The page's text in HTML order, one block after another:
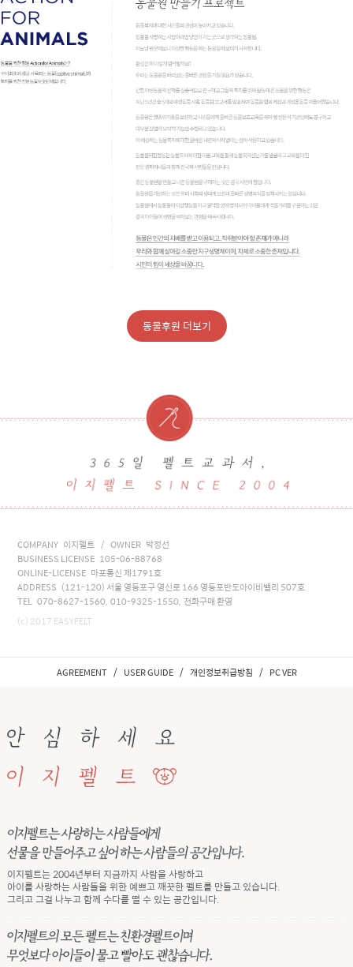
동물후원 더보기
COMPANY 이지펠트 / OWNER 박정선
BUSINESS LICENSE 105-06-88768
ONLINE-LICENSE 마포통신 제1791호
ADDRESS (121-120) 서울 영등포구 영신로 166 영등포반도아이비밸리 507호
TEL 070-8627-1560, 010-9325-1550, 전화구매 환영
(c) 2017 EASYFELT
AGREEMENT / USER GUIDE / 개인정보취급방침 / PC VER
이지펠트는 2004년부터 지금까지 사람을 사랑하고
아이를 사랑하는 사람들을 위한 예쁘고 깨끗한 펠트를 만들고 있습니다.
그리고 그걸 나누고 함께 수다를 떨 수 있는 공간입니다.